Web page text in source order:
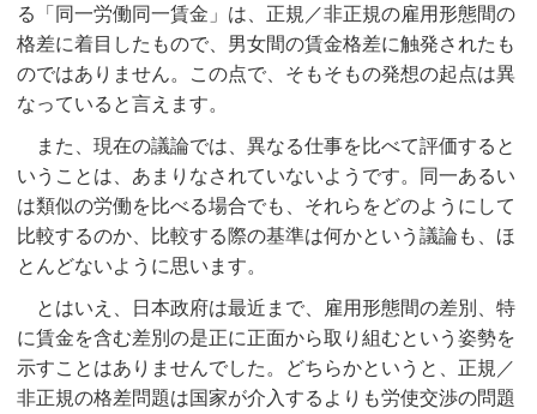
る「同一労働同一賃金」は、正規／非正規の雇用形態間の
格差に着目したもので、男女間の賃金格差に触発されたも
のではありません。この点で、そもそもの発想の起点は異
なっていると言えます。
また、現在の議論では、異なる仕事を比べて評価すると
いうことは、あまりなされていないようです。同一あるい
は類似の労働を比べる場合でも、それらをどのようにして
比較するのか、比較する際の基準は何かという議論も、ほ
とんどないように思います。
とはいえ、日本政府は最近まで、雇用形態間の差別、特
に賃金を含む差別の是正に正面から取り組むという姿勢を
示すことはありませんでした。どちらかというと、正規／
非正規の格差問題は国家が介入するよりも労使交渉の問題